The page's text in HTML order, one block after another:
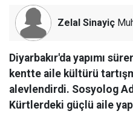
Zelal Sinayiç
Diyarbakır'da yapımı
kentte aile kültürü
alevlendirdi. Sosyolog
Kürtlerdeki güçlü aile